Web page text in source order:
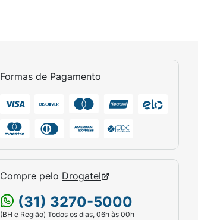
Formas de Pagamento
Compre pelo Drogatel
(31) 3270-5000
(BH e Região) Todos os dias, 06h às 00h